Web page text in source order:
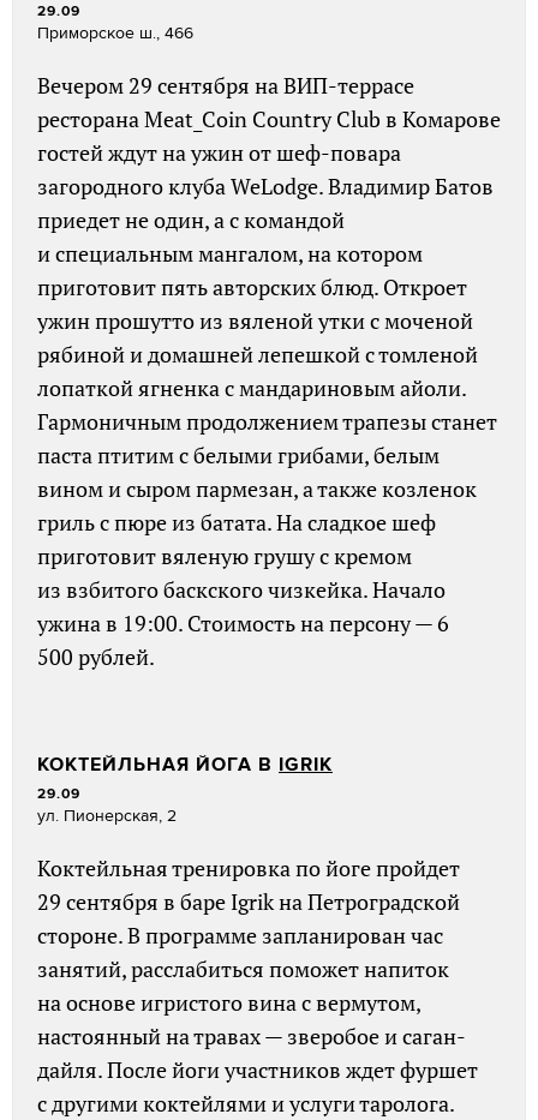
29.09
Приморское ш., 466
Вечером 29 сентября на ВИП-террасе
ресторана Meat_Coin Country Club в Комарове
гостей ждут на ужин от шеф-повара
загородного клуба WeLodge. Владимир Батов
приедет не один, а с командой
и специальным мангалом, на котором
приготовит пять авторских блюд. Откроет
ужин прошутто из вяленой утки с моченой
рябиной и домашней лепешкой с томленой
лопаткой ягненка с мандариновым айоли.
Гармоничным продолжением трапезы станет
паста птитим с белыми грибами, белым
вином и сыром пармезан, а также козленок
гриль с пюре из батата. На сладкое шеф
приготовит вяленую грушу с кремом
из взбитого баскского чизкейка. Начало
ужина в 19:00. Стоимость на персону — 6
500 рублей.
КОКТЕЙЛЬНАЯ ЙОГА В IGRIK
29.09
ул. Пионерская, 2
Коктейльная тренировка по йоге пройдет
29 сентября в баре Igrik на Петроградской
стороне. В программе запланирован час
занятий, расслабиться поможет напиток
на основе игристого вина с вермутом,
настоянный на травах — зверобое и саган-
дайля. После йоги участников ждет фуршет
с другими коктейлями и услуги таролога.